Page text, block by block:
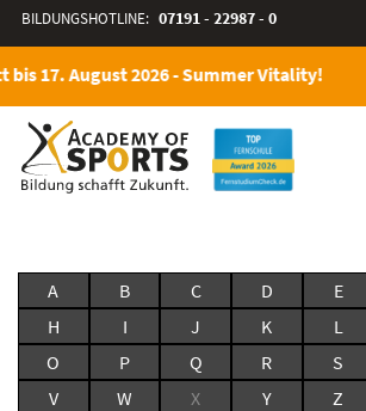
BILDUNGSHOTLINE: 07191 - 22987 - 0
bis 17. August 2026 - Summer Vitality!
A B C D E
H
I J K L
O
P Q R S
V
W X Y Z